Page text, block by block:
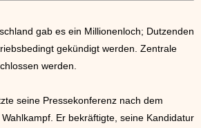
gab es ein Millionenloch; Dutzenden
gekündigt werden. Zentrale
werden.
seine Pressekonferenz nach dem
Er bekräftigte, seine Kandidatur